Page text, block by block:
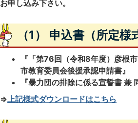
お申し込み下さい。
（1） 申込書（所定様
『「第76回（令和8年度）彦根
市教育委員会後援承認申請書』
『暴力団の排除に係る宣誓書 兼
⇒上記様式ダウンロードはこちら